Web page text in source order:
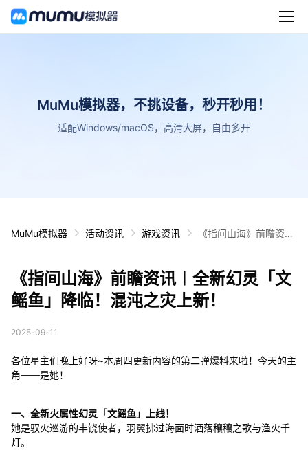
MuMu模拟器，不挑设备，秒开秒用！
适配Windows/macOS，高清大屏，自由多开
MuMu模拟器 活动资讯 游戏资讯
《指间山海》前瞻资讯
《指间山海》前瞻资讯︱全新幻灵「文
鳐鱼」降临！混沌之灾上新！
2025-09-11
各位星主们晚上好呀~本周四更新内容的第二弹爆料来啦！今天的主
角——是她！
一、全新火属性幻灵「文鳐鱼」上线！
她是驭火巡游的丰饶使者，羽翼拂过海面时洒落穰穰之歌与渔火千
灯。